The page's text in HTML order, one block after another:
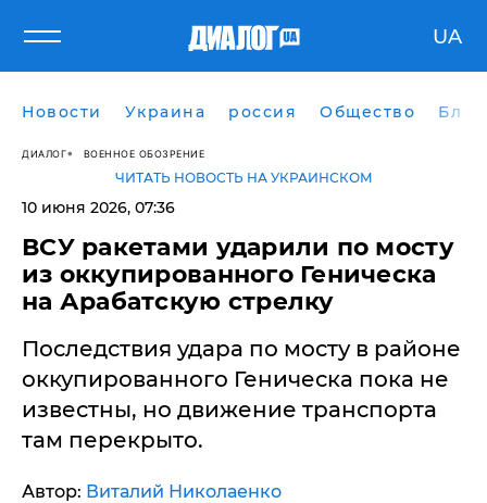
UA
Новости Украина россия Общество
ДИАЛОГ ВОЕННОЕ ОБОЗРЕНИЕ
ЧИТАТЬ НОВОСТЬ НА УКРАИНСКОМ
10 июня 2026, 07:36
ВСУ ракетами ударили по мосту
из оккупированного Геническа
на Арабатскую стрелку
Последствия удара по мосту в районе
оккупированного Геническа пока не
известны, но движение транспорта
там перекрыто.
Автор: Виталий Николаенко